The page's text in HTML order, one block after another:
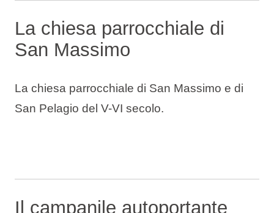
La chiesa parrocchiale di
San Massimo
La chiesa parrocchiale di San Massimo e di
San Pelagio del V-VI secolo.
Il campanile autoportante